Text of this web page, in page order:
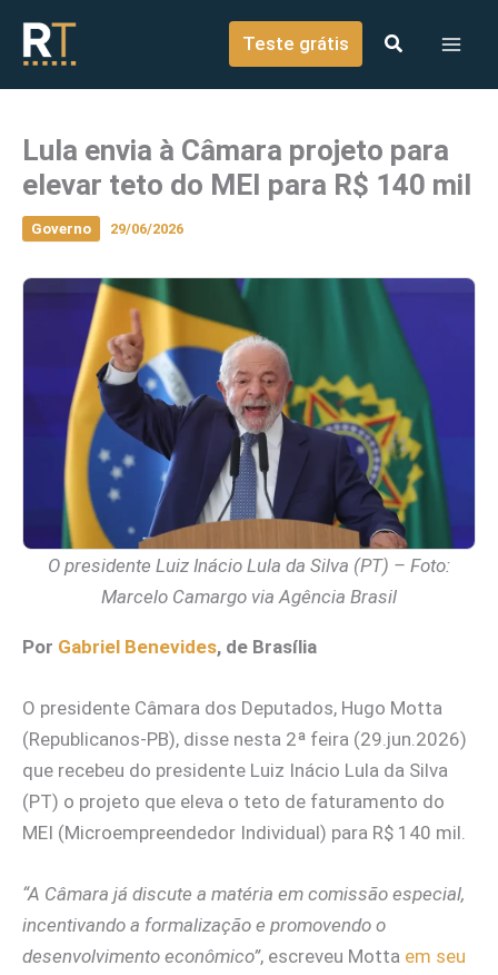
conteúdo
Teste grátis
Lula envia à Câmara projeto para
elevar teto do MEI para R$ 140 mil
Governo 29/06/2026
O presidente Luiz Inácio Lula da Silva (PT) – Foto:
Marcelo Camargo via Agência Brasil
Por Gabriel Benevides, de Brasília
O presidente Câmara dos Deputados, Hugo Motta
(Republicanos-PB), disse nesta 2ª feira (29.jun.2026)
que recebeu do presidente Luiz Inácio Lula da Silva
(PT) o projeto que eleva o teto de faturamento do
MEI (Microempreendedor Individual) para R$ 140 mil.
“A Câmara já discute a matéria em comissão especial,
incentivando a formalização e promovendo o
desenvolvimento econômico”, escreveu Motta em seu